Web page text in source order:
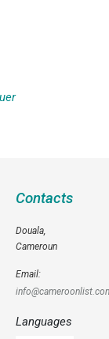
Contacts
Douala,
Cameroun
Email:
Languages